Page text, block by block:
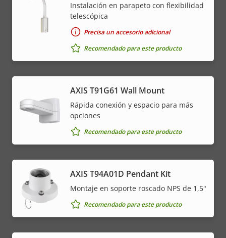
Instalación en parapeto con flexibilidad
telescópica
Precisa un accesorio adicional
Recomendado para este producto
AXIS T91G61 Wall Mount
Rápida conexión y espacio para más
opciones
Recomendado para este producto
AXIS T94A01D Pendant Kit
Montaje en soporte roscado NPS de 1,5"
Recomendado para este producto